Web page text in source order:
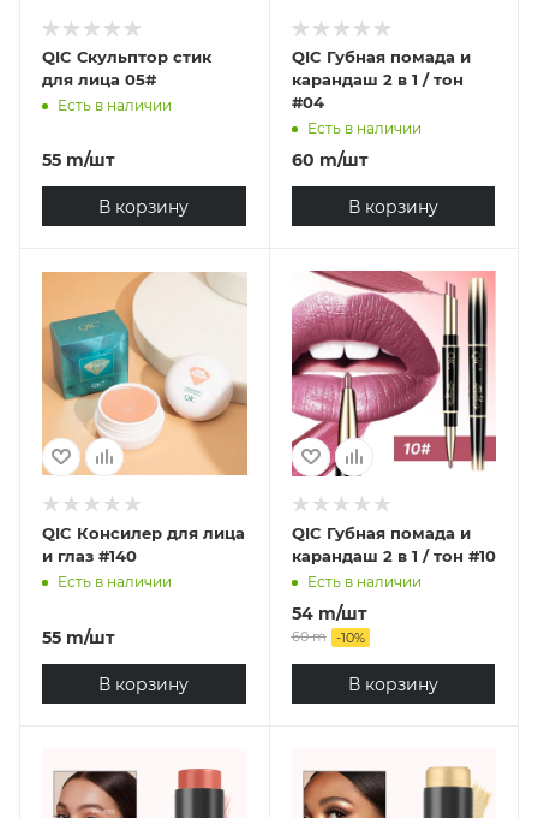
QIC Скульптор стик
для лица 05#
Есть в наличии
55 m/шт
В корзину
QIC Губная помада и
карандаш 2 в 1 / тон
#04
Есть в наличии
60 m/шт
В корзину
QIC Консилер для лица
и глаз #140
Есть в наличии
55 m/шт
В корзину
QIC Губная помада и
карандаш 2 в 1 / тон #10
Есть в наличии
54m/шт
60m -10%
В корзину